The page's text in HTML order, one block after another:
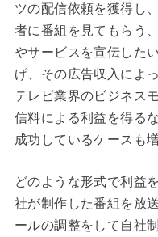
ツの配信依頼を獲得し
者に番組を見てもらう
やサービスを宣伝した
げ、その広告収入によ
テレビ業界のビジネス
信料による利益を得る
成功しているケースも
どのような形式で利益
社が制作した番組を放
ールの調整をして自社